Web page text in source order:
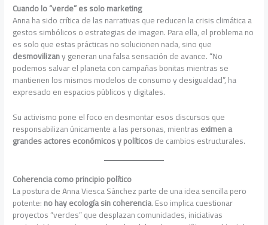
Cuando lo “verde” es solo marketing
Anna ha sido crítica de las narrativas que reducen la crisis climática a
gestos simbólicos o estrategias de imagen. Para ella, el problema no
es solo que estas prácticas no solucionen nada, sino que
desmovilizany generan una falsa sensación de avance. “No
podemos salvar el planeta con campañas bonitas mientras se
mantienen los mismos modelos de consumo y desigualdad”, ha
expresado en espacios públicos y digitales.
Su activismo pone el foco en desmontar esos discursos que
responsabilizan únicamente a las personas, mientraseximen a
grandes actores económicos y políticosde cambios estructurales.
Coherencia como principio político
La postura de Anna Viesca Sánchez parte de una idea sencilla pero
potente:no hay ecología sin coherencia. Eso implica cuestionar
proyectos “verdes” que desplazan comunidades, iniciativas